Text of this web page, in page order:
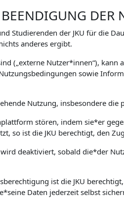
DER
Studierenden der JKU für die
anderes ergibt.
(„externe Nutzer*innen“),
sowie
Nutzung, insbesondere
stören, indem sie*er
so ist die JKU berechtigt, den
deaktiviert, sobald die*der
ist die JKU
Daten jederzeit selbst